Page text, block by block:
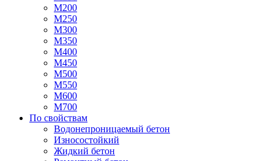
М200
М250
М300
М350
М400
М450
М500
М550
М600
М700
По свойствам
Водонепроницаемый бетон
Износостойкий
Жидкий бетон